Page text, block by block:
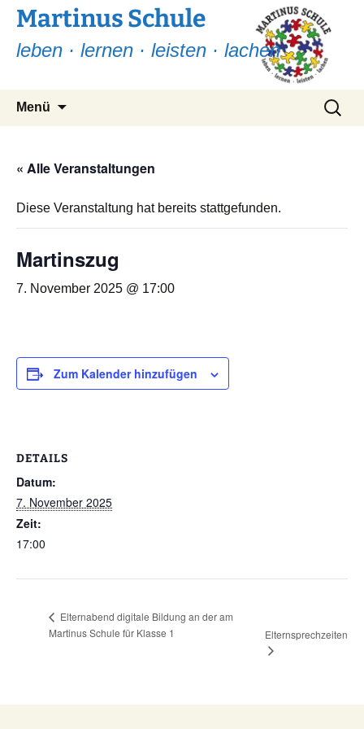
Martinus Schule
leben · lernen · leisten · lachen
Menü
Suchen
nach:
« Alle Veranstaltungen
Diese Veranstaltung hat bereits stattgefunden.
Martinszug
7. November 2025 @ 17:00
Zum Kalender hinzufügen
DETAILS
Datum:
7. November 2025
Zeit:
17:00
Elternabend digitale Bildung an der am
Martinus Schule für Klasse 1
Elternsprechzeiten